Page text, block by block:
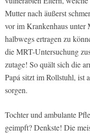
Mutter nach äußerst
vor im Krankenhaus unter
halbwegs ertragen zu
die MRT-Untersuchung
zutage! So quält sich die
Papá sitzt im Rollstuhl, ist
sorgen.
Tochter und ambulante
geimpft? Denkste! Die